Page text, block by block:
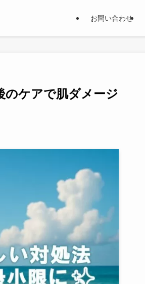
お問い合わせ
のケアで肌ダメージ